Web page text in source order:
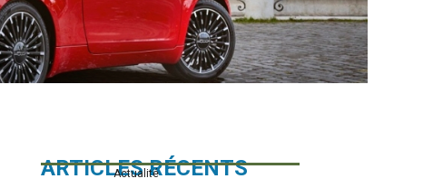
ARTICLES RÉCENTS
Actualité